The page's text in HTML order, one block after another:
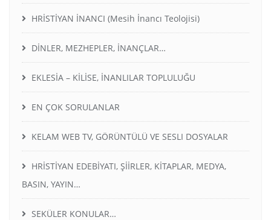
HRİSTİYAN İNANCI (Mesih İnancı Teolojisi)
DİNLER, MEZHEPLER, İNANÇLAR…
EKLESİA – KİLİSE, İNANLILAR TOPLULUĞU
EN ÇOK SORULANLAR
KELAM WEB TV, GÖRÜNTÜLÜ VE SESLI DOSYALAR
HRİSTİYAN EDEBİYATI, ŞİİRLER, KİTAPLAR, MEDYA,
BASIN, YAYIN…
SEKÜLER KONULAR…